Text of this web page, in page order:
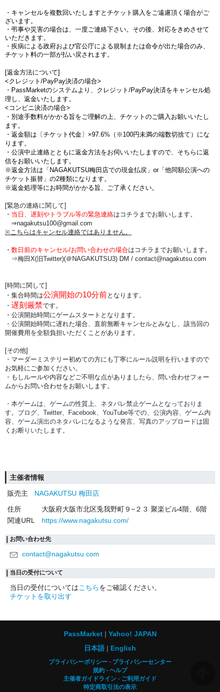
・キャンセルを複数回いたしますとチケット購入をご遠慮頂く場合がご
ざいます。
・弔事や災害の場合は、一度ご連絡下さい。その後、対応をきめさせて
いただきます。
・疾病による政府および官公庁による規制または命令が出た場合のみ、
チケット料の一部が払い戻されます。
[返金方法について]
<クレジット/PayPay決済の場合>
・PassMarketのシステムより、クレジット/PayPay決済をキャンセル処
理し、返金いたします。
<コンビニ決済の場合>
・別途手数料がかかる旨をご理解の上、チケットのご購入お願いいたし
ます。
・返金額は〔チケット代金〕×97.6%（※100円未満の端数切捨て）にな
ります。
・公演中止連絡とともに返金方法をお伺いいたしますので、そちらに返
信をお願いいたします。
※返金方法は「NAGAKUTSU梅田店での現金払戻」or「他同額公演への
チケット振替」の2種類になります。
※返金処理等にお時間がかかる旨、ご了承ください。
[緊急の連絡に関して]
・ 当日、遅刻やトラブル等の緊急連絡はコチラまでお願いします。
⇒nagakutsu100@gmail.com
※こちらはキャンセル連絡ではありません。
・ 数日前のキャンセル/お問い合わせの場合は コチラまでお願いします。
⇒梅田X(旧Twitter)(＠NAGAKUTSU3) DM / contact@nagakutsu.com
[時間に関して]
・集合時間は公演開始の10分前となります。
・ 遅刻厳禁です。
・公演開始時間にゲームスタートとなります。
・公演開始時間に遅れた場合、直前無断キャンセルとみなし、該当回の
開催費用を全額負担いただくことがあります。
[その他]
・マーダーミステリー初めての方にも丁寧にルール説明を行いますので
お気軽にご参加ください。
・もしルールや内容などご不明な点がありましたら、問い合わせフォー
ムからお問い合わせをお願いします。
・本ゲームは、ゲームの性質上、ネタバレ禁止ゲームとなっておりま
す。ブログ、Twitter、Facebook、YouTube等での、 公演内容、 ゲーム内
容、ゲーム演出のネタバレになるような発言、写真のアップロードは固
くお断りいたします。
主催者情報
販売主
NAGAKUTSU 梅田店
住所
大阪府大阪市北区兎我野町９−２３ 聚楽ビル4階、6階
関連URL
https://www.nagakutsu.com/
お問い合わせ先
contact@nagakutsu.com
当日の受付について
当日の受付についてはこちらをご確認ください。
チケットを取り出す
PassMarket
Yahoo! JAPAN
日本語
English
プライバシーポリシー
プライバシーセンター
規約
ヘルプ
主催者ガイドライン
ご利用ガイド
特定商取引法の表示